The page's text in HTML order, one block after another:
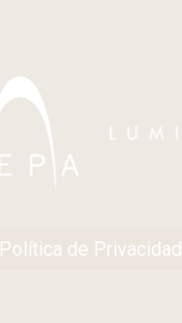
Política de Privacidad